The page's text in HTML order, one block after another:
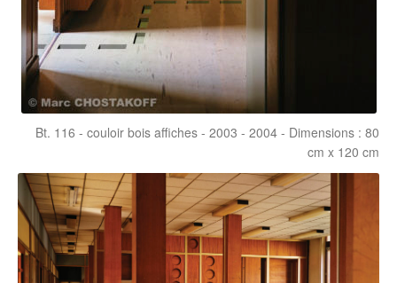
Bt. 116 - couloir bois affiches - 2003 - 2004 - Dimensions : 80
cm x 120 cm